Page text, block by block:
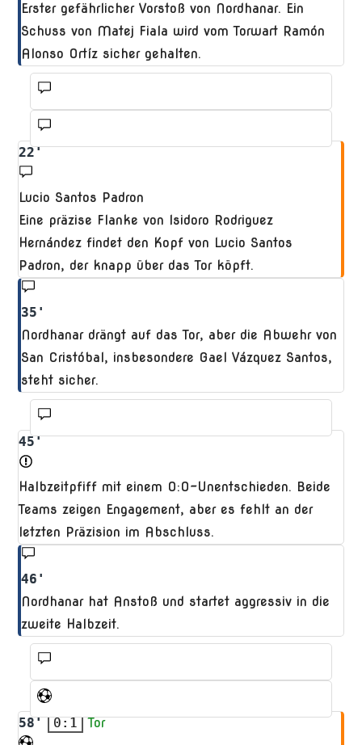
Erster gefährlicher Vorstoß von Nordhanar. Ein
Schuss von Matej Fiala wird vom Torwart Ramón
Alonso Ortíz sicher gehalten.
22'
Lucio Santos Padron
Eine präzise Flanke von Isidoro Rodriguez
Hernández findet den Kopf von Lucio Santos
Padron, der knapp über das Tor köpft.
35'
Nordhanar drängt auf das Tor, aber die Abwehr von
San Cristóbal, insbesondere Gael Vázquez Santos,
steht sicher.
45'
Halbzeitpfiff mit einem 0:0-Unentschieden. Beide
Teams zeigen Engagement, aber es fehlt an der
letzten Präzision im Abschluss.
46'
Nordhanar hat Anstoß und startet aggressiv in die
zweite Halbzeit.
58' 0:1 Tor